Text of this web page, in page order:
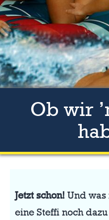
Ob wir
Jetzt schon! Und
eine Steffi noch